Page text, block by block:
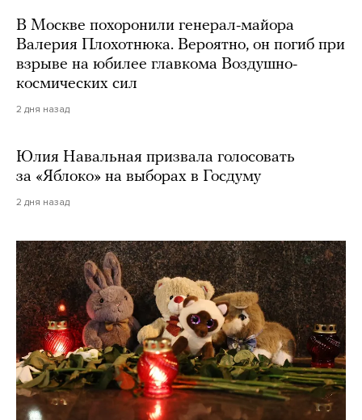
В Москве похоронили генерал-майора
Валерия Плохотнюка. Вероятно, он погиб при
взрыве на юбилее главкома Воздушно-
космических сил
2 дня назад
Юлия Навальная призвала голосовать
за «Яблоко» на выборах в Госдуму
2 дня назад